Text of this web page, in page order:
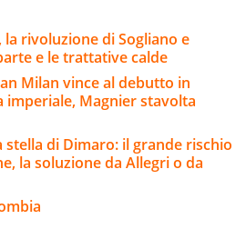
rivoluzione di Sogliano e
e le trattative calde
Milan vince al debutto in
imperiale, Magnier stavolta
stella di Dimaro: il grande rischio
la soluzione da Allegri o da